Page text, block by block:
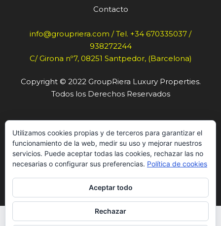
Contacto
info@groupriera.com / Tel. +34 670335037 /
938272244
C/ Girona nº7, 08251 Santpedor, (Barcelona)
Copyright © 2022 GroupRiera Luxury Properties.
Todos los Derechos Reservados
Política de cookies
Política de privacidad
Aviso legal
Utilizamos cookies propias y de terceros para garantizar el
funcionamiento de la web, medir su uso y mejorar nuestros
servicios. Puede aceptar todas las cookies, rechazar las no
necesarias o configurar sus preferencias. Política de cookies
Aceptar todo
Rechazar